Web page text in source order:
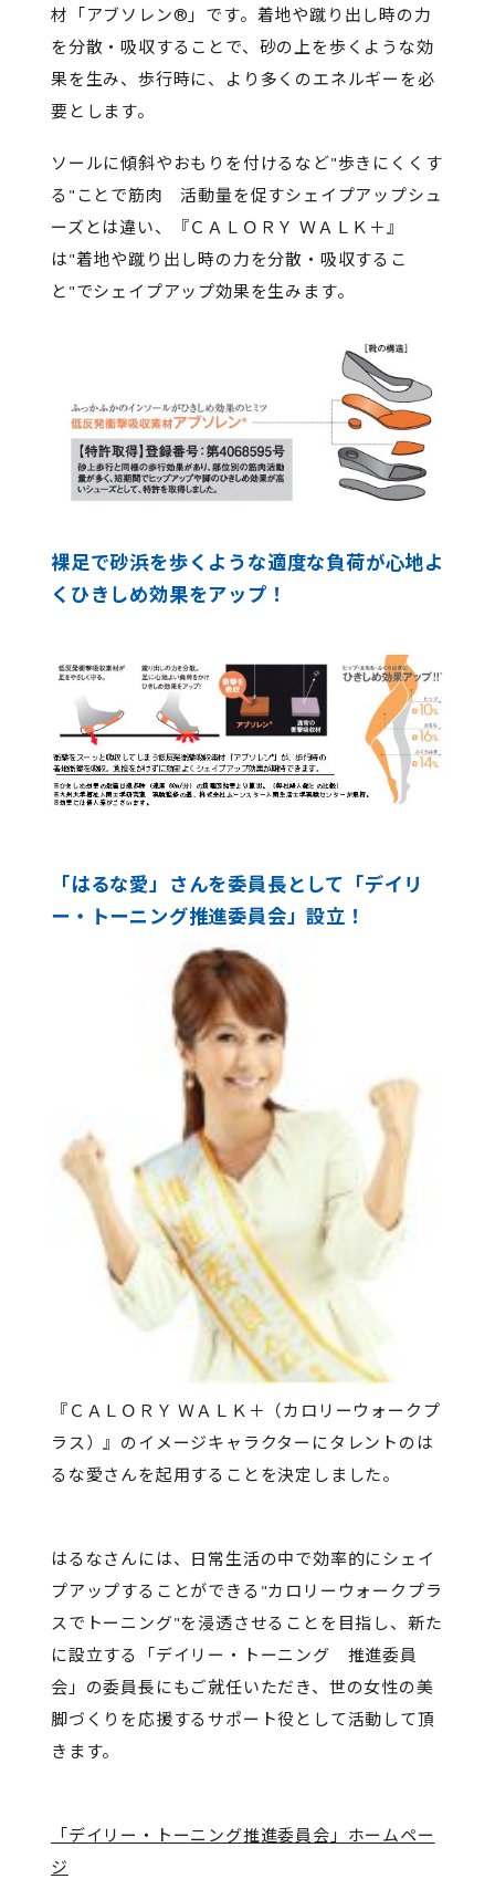
材「アブソレン®」です。着地や蹴り出し時の力
を分散・吸収することで、砂の上を歩くような効
果を生み、歩行時に、より多くのエネルギーを必
要とします。
ソールに傾斜やおもりを付けるなど"歩きにくくす
る"ことで筋肉 活動量を促すシェイプアップシュ
ーズとは違い、『ＣＡＬＯＲＹ ＷＡＬＫ＋』
は"着地や蹴り出し時の力を分散・吸収するこ
と"でシェイプアップ効果を生みます。
裸足で砂浜を歩くような適度な負荷が心地よ
くひきしめ効果をアップ！
「はるな愛」さんを委員長として「デイリ
ー・トーニング推進委員会」設立！
『ＣＡＬＯＲＹ ＷＡＬＫ＋（カロリーウォークプ
ラス）』のイメージキャラクターにタレントのは
るな愛さんを起用することを決定しました。
はるなさんには、日常生活の中で効率的にシェイ
プアップすることができる"カロリーウォークプラ
スでトーニング"を浸透させることを目指し、新た
に設立する「デイリー・トーニング 推進委員
会」の委員長にもご就任いただき、世の女性の美
脚づくりを応援するサポート役として活動して頂
きます。
「デイリー・トーニング推進委員会」ホームペー
ジ